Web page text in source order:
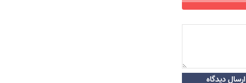
ارسال دیدگاه